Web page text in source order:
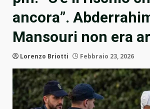
ancora”.
Mansouri non era
Lorenzo Briotti Febbraio 23, 2026